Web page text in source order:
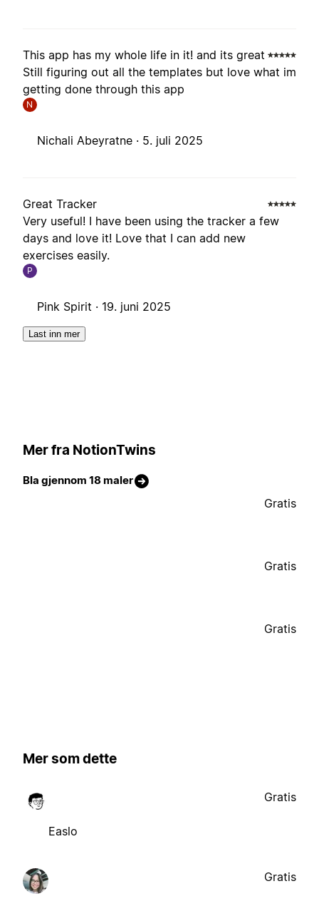
This app has my whole life in it! and its great
Still figuring out all the templates but love what im
getting done through this app
N
Nichali Abeyratne · 5. juli 2025
Great Tracker
Very useful! I have been using the tracker a few
days and love it! Love that I can add new
exercises easily.
P
Pink Spirit · 19. juni 2025
Last inn mer
Mer fra NotionTwins
Bla gjennom 18 maler
Gratis
Gratis
Gratis
Mer som dette
Easlo
Gratis
Gratis